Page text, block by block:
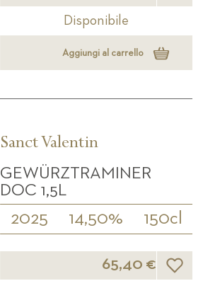
Disponibile
Aggiungi al carrello
Sanct Valentin
GEWÜRZTRAMINER
DOC 1,5L
2025 14,50% 150cl
65,40 € Lista